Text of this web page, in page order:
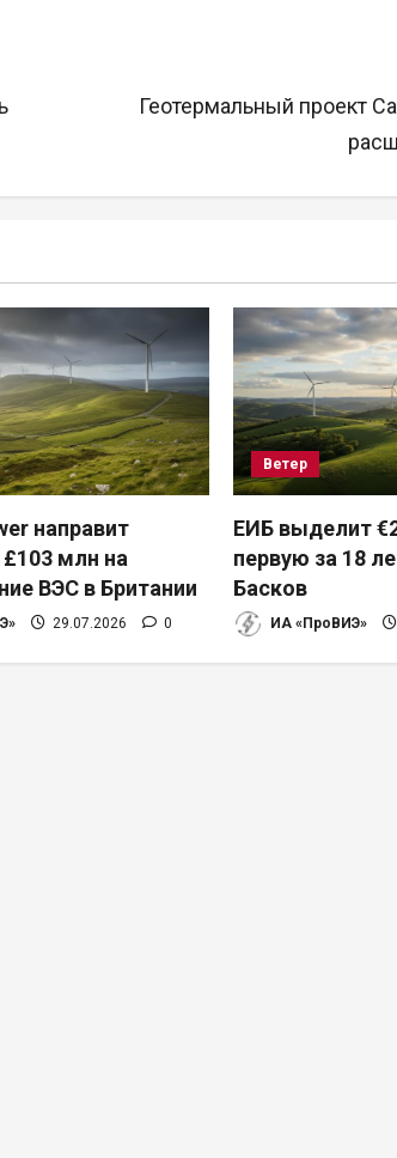
Геотермальный проект
направит
млн на
ВЭС в Британии
29.07.2026 0
Ветер
ЕИБ выделит
первую за 18
Басков
ИА «ПроВИЭ»